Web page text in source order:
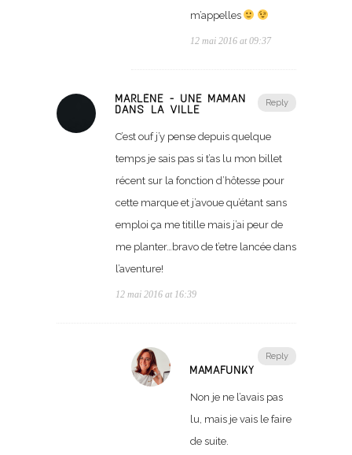
m’appelles
12 mai 2016 at 09:37
Reply
MARLÈNE - UNE MAMAN
DANS LA VILLE
C’est ouf j’y pense depuis quelque
temps je sais pas si t’as lu mon billet
récent sur la fonction d’hôtesse pour
cette marque et j’avoue qu’étant sans
emploi ça me titille mais j’ai peur de
me planter…bravo de t’etre lancée dans
l’aventure!
12 mai 2016 at 16:39
Reply
MAMAFUNKY
Non je ne l’avais pas
lu, mais je vais le faire
de suite.